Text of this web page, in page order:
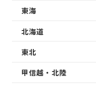
東海
北海道
東北
甲信越・北陸